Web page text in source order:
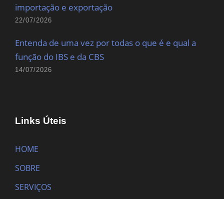
importação e exportação
22/07/2026
Entenda de uma vez por todas o que é e qual a
função do IBS e da CBS
14/07/2026
Links Úteis
HOME
SOBRE
SERVIÇOS